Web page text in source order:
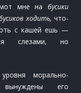
мне на бусики
ходить, что-
с кашей ешь —
слезами, но
морально-
вынуждены его